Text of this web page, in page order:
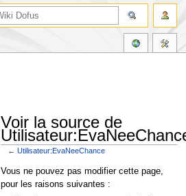
Voir la source de
←Utilisateur:EvaNeeChance
Aller
à
Aller
à
Vous ne pouvez pas modifier cette page,
pour les raisons suivantes :